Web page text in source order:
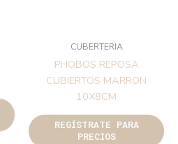
CUBERTERIA
PHOBOS REPOSA
CUBIERTOS MARRON
10X8CM
REGÍSTRATE PARA
PRECIOS